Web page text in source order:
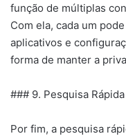
função de múltiplas
Com ela, cada um
aplicativos e
forma de manter a
### 9. Pesquisa Rápida
Por fim, a pesquisa